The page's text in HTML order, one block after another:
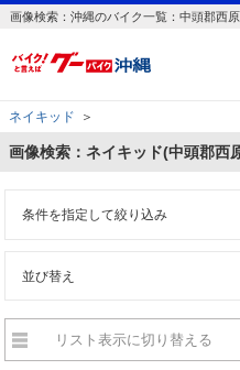
画像検索：沖縄のバイク一覧：中頭郡西
ネイキッド ＞
画像検索：ネイキッド(中頭郡西
条件を指定して絞り込み
並び替え
リスト表示に切り替える